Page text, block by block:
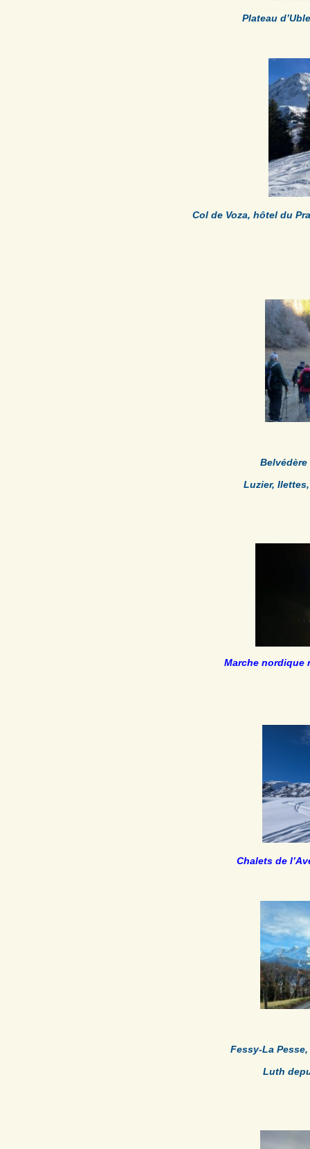
Plateau
Col de Voza, hôtel du
Luzier,
Marche
Chalets de
Fessy-La
Luth